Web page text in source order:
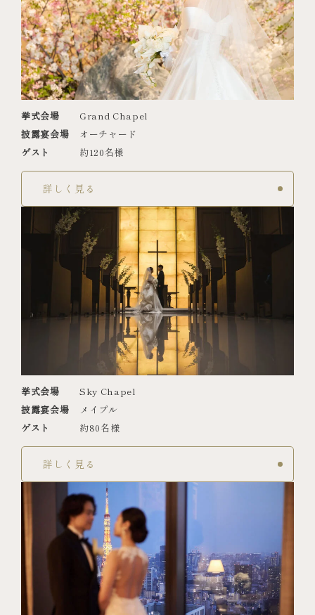
挙式会場
Grand Chapel
披露宴会場
オーチャード
ゲスト
約120名様
詳しく見る
挙式会場
Sky Chapel
披露宴会場
メイプル
ゲスト
約80名様
詳しく見る